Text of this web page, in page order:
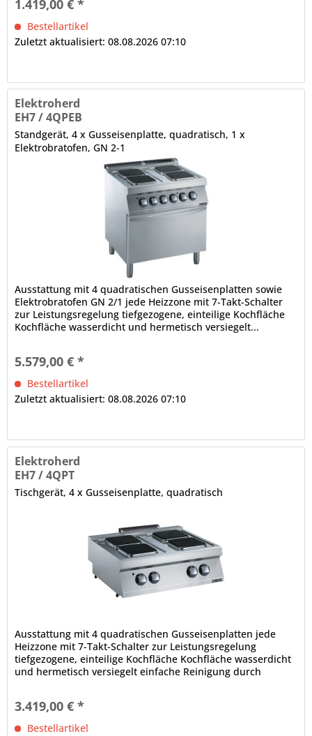
1.419,00 € *
Bestellartikel
Zuletzt aktualisiert: 08.08.2026 07:10
Elektroherd
EH7 / 4QPEB
Standgerät, 4 x Gusseisenplatte, quadratisch, 1 x
Elektrobratofen, GN 2-1
Ausstattung mit 4 quadratischen Gusseisenplatten sowie
Elektrobratofen GN 2/1 jede Heizzone mit 7-Takt-Schalter
zur Leistungsregelung tiefgezogene, einteilige Kochfläche
Kochfläche wasserdicht und hermetisch versiegelt...
5.579,00 € *
Bestellartikel
Zuletzt aktualisiert: 08.08.2026 07:10
Elektroherd
EH7 / 4QPT
Tischgerät, 4 x Gusseisenplatte, quadratisch
Ausstattung mit 4 quadratischen Gusseisenplatten jede
Heizzone mit 7-Takt-Schalter zur Leistungsregelung
tiefgezogene, einteilige Kochfläche Kochfläche wasserdicht
und hermetisch versiegelt einfache Reinigung durch
3.419,00 € *
Bestellartikel